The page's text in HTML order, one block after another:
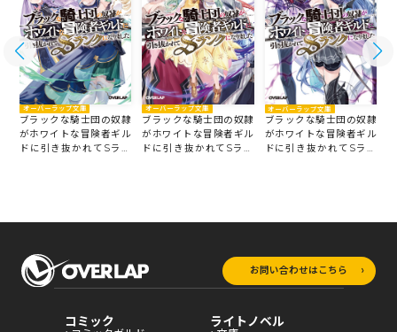
オーバーラップ文庫
ブラックな騎士団の奴隷
がホワイトな冒険者ギル
ドに引き抜かれてSラン
オーバーラップ文庫
ブラックな騎士団の奴隷
がホワイトな冒険者ギル
ドに引き抜かれてSラン
オーバーラップ文庫
ブラックな騎士団の奴隷
がホワイトな冒険者ギル
ドに引き抜かれてSラン
お問い合わせはこちら
コミック ライトノベル